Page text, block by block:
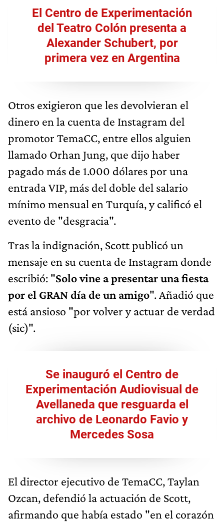
El Centro de Experimentación
del Teatro Colón presenta a
Alexander Schubert, por
primera vez en Argentina
Otros exigieron que les devolvieran el
dinero en la cuenta de Instagram del
promotor TemaCC, entre ellos alguien
llamado Orhan Jung, que dijo haber
pagado más de 1.000 dólares por una
entrada VIP, más del doble del salario
mínimo mensual en Turquía, y calificó el
evento de "desgracia".
Tras la indignación, Scott publicó un
mensaje en su cuenta de Instagram donde
escribió: "Solo vine a presentar una fiesta
por el GRAN día de un amigo". Añadió que
está ansioso "por volver y actuar de verdad
(sic)".
Se inauguró el Centro de
Experimentación Audiovisual de
Avellaneda que resguarda el
archivo de Leonardo Favio y
Mercedes Sosa
El director ejecutivo de TemaCC, Taylan
Ozcan, defendió la actuación de Scott,
afirmando que había estado "en el corazón